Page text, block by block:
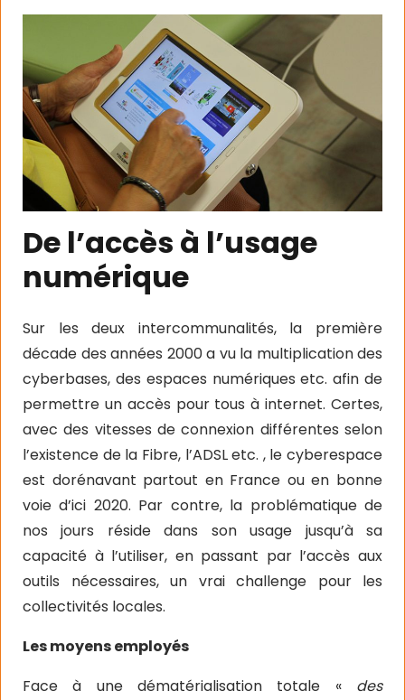
De l’accès à l’usage
numérique
Sur les deux intercommunalités, la première
décade des années 2000 a vu la multiplication des
cyberbases, des espaces numériques etc. afin de
permettre un accès pour tous à internet. Certes,
avec des vitesses de connexion différentes selon
l’existence de la Fibre, l’ADSL etc. , le cyberespace
est dorénavant partout en France ou en bonne
voie d’ici 2020. Par contre, la problématique de
nos jours réside dans son usage jusqu’à sa
capacité à l’utiliser, en passant par l’accès aux
outils nécessaires, un vrai challenge pour les
collectivités locales.
Les moyens employés
Face à une dématérialisation totale « des